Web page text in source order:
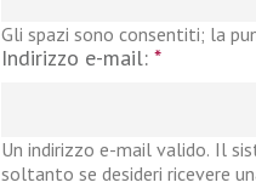
Gli spazi sono consentiti; la
Indirizzo e-mail: *
Un indirizzo e-mail valido. Il
soltanto se desideri ricevere